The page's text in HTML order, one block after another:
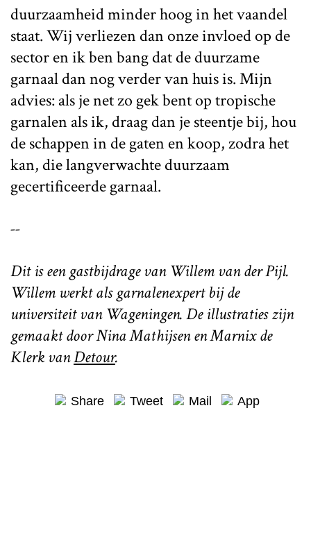
duurzaamheid minder hoog in het vaandel
staat. Wij verliezen dan onze invloed op de
sector en ik ben bang dat de duurzame
garnaal dan nog verder van huis is. Mijn
advies: als je net zo gek bent op tropische
garnalen als ik, draag dan je steentje bij, hou
de schappen in de gaten en koop, zodra het
kan, die langverwachte duurzaam
gecertificeerde garnaal.
--
Dit is een gastbijdrage van Willem van der Pijl.
Willem werkt als garnalenexpert bij de
universiteit van Wageningen. De illustraties zijn
gemaakt door Nina Mathijsen en Marnix de
Klerk vanDetour.
Share Tweet Mail App